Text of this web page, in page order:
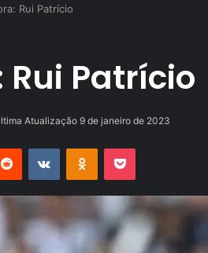
Rui Patrício
Patrício
Atualização 9 de janeiro de 2023
Reddit VK OK Pocket